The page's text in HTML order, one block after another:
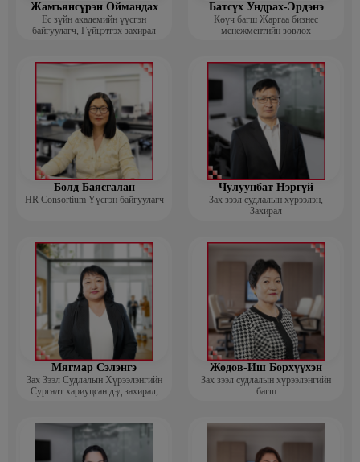
Жамъянсүрэн Оймандах
Ёс зүйн академийн үүсгэн
байгуулагч, Гүйцэтгэх захирал
Батсүх Ундрах-Эрдэнэ
Көүч багш Жаргаа бизнес
менежментийн зөвлөх
Болд Баясгалан
HR Consortium Үүсгэн байгуулагч
Чулуунбат Нэргүй
Зах зээл судлалын хүрээлэн,
Захирал
Мягмар Сэлэнгэ
Зах Зээл Судлалын Хүрээлэнгийн
Сургалт хариуцсан дэд захирал,
Жодов-Иш Борхүүхэн
Зах зээл судлалын хүрээлэнгийн
багш